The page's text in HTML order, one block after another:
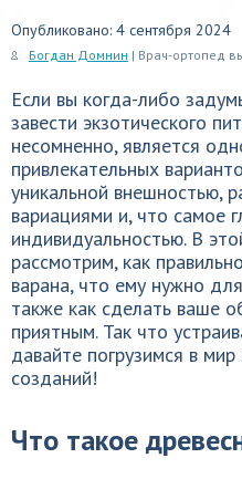
Опубликовано: 4 сентября 2024
Богдан Домнин | Врач-ортопед
Если вы когда-либо
завести экзотического
несомненно, является
привлекательных
уникальной внешностью,
вариациями и, что самое
индивидуальностью. В
рассмотрим, как
варана, что ему нужно
также как сделать ваше
приятным. Так что
давайте погрузимся в
созданий!
Что такое